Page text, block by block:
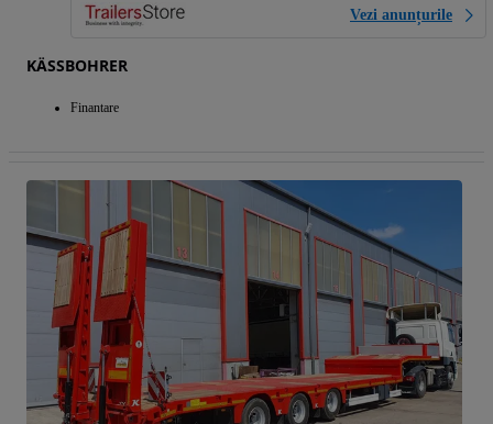
Vezi anunțurile
KÄSSBOHRER
Finantare